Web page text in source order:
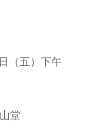
（五）下午
堂